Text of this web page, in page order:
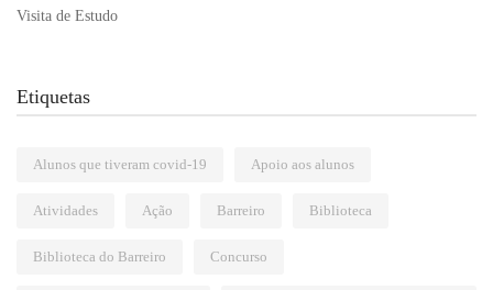
Visita de Estudo
Etiquetas
Alunos que tiveram covid-19 Apoio aos alunos
Atividades Ação Barreiro Biblioteca
Biblioteca do Barreiro Concurso